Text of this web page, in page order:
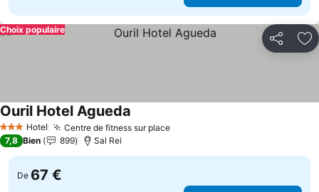
Partager
Choix populaire
3 ÉtoilesHotel Centre de fitness sur placeConsulter les prix
Ouril Hotel Agueda
7,8 Bien 899 Sal Rei
De 67 €